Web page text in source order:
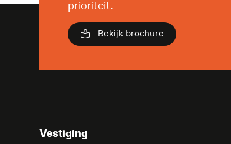
prioriteit.
Bekijk brochure
Vestiging